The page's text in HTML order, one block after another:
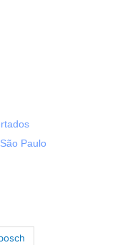
Paulo